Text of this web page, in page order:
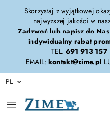
Przejdź do treści
Przejdź do
Przejdź do moje konto
Przejdź do menu
Przejdź do stopki
Skorzystaj z wyjątkowej
najwyższej jakości w
Zadzwoń lub napisz do
indywidualny rabat
TEL. 691 913 157
EMAIL: kontakt@zime.pl
PL